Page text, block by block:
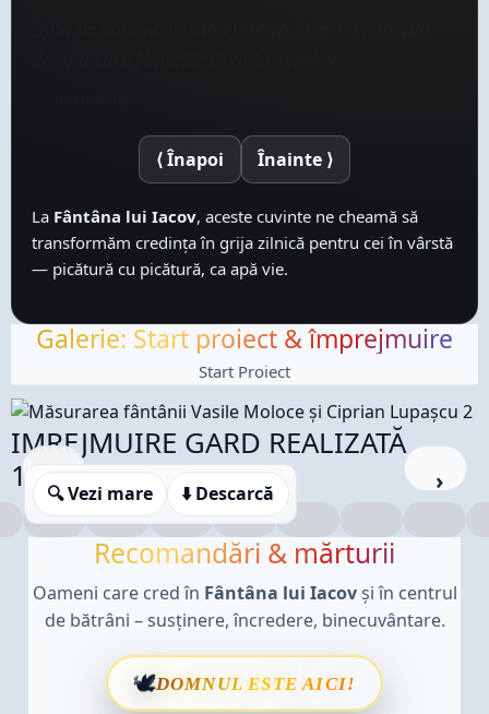
⟨ Înapoi Înainte ⟩
Fântâna lui Iacov, aceste cuvinte ne cheamă să
transformăm credința în grija zilnică pentru cei în vârstă
— picătură cu picătură, ca apă vie.
Start Proiect
IMREJMUIRE GARD REALIZATĂ
100%🔍 Vezi mare ⬇️ Descarcă
Recomandări & mărturii
Oameni care cred în Fântâna lui Iacovși în centrul
de bătrâni – susținere, încredere, binecuvântare.
🕊DOMNUL ESTE AICI!